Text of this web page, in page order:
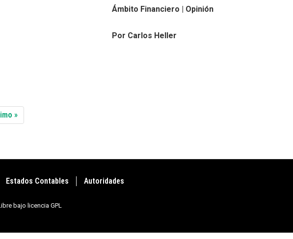
Ámbito Financiero | Opinión
Por Carlos Heller
»
Estados Contables Autoridades
bajo licencia GPL